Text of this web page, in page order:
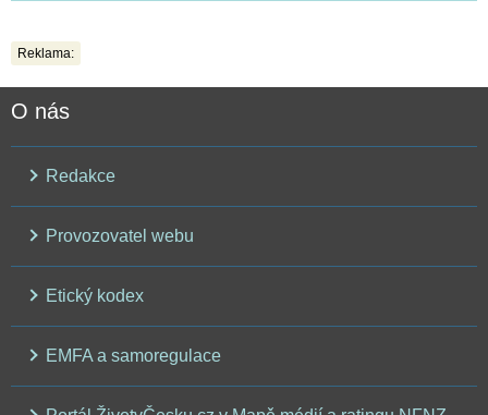
Reklama:
O nás
Redakce
Provozovatel webu
Etický kodex
EMFA a samoregulace